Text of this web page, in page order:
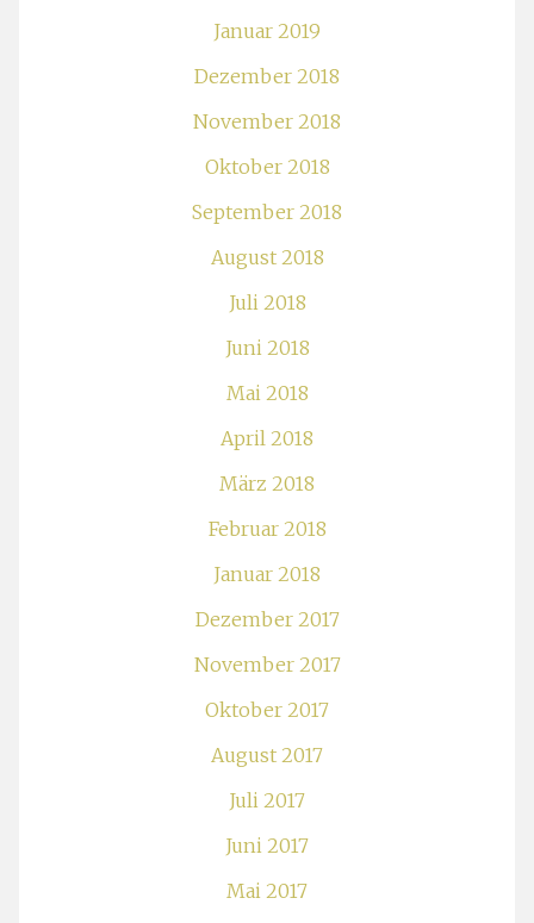
Januar 2019
Dezember 2018
November 2018
Oktober 2018
September 2018
August 2018
Juli 2018
Juni 2018
Mai 2018
April 2018
März 2018
Februar 2018
Januar 2018
Dezember 2017
November 2017
Oktober 2017
August 2017
Juli 2017
Juni 2017
Mai 2017